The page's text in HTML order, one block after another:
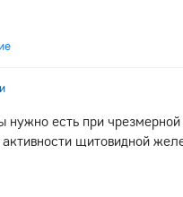
нужно есть при
активности щитовидной